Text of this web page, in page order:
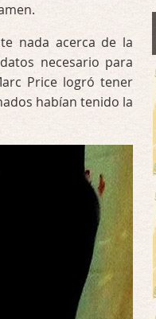
nada acerca de la
necesario para
Price logró tener
habían tenido la